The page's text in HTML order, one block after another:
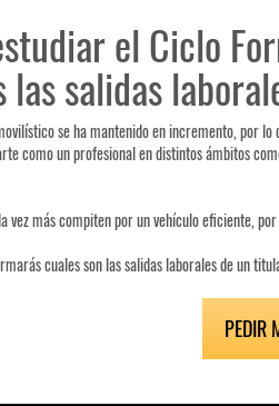
el Ciclo
las salidas
se ha mantenido en incremento, por
como un profesional en distintos ámbitos
vez más compiten por un vehículo eficiente,
cuales son las salidas laborales de un
PEDIR